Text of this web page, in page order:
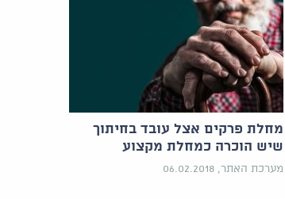
מחלת פרקים אצל עובד בחיתוך
שיש הוכרה כמחלת מקצוע
מערכת האתר, 06.02.2018